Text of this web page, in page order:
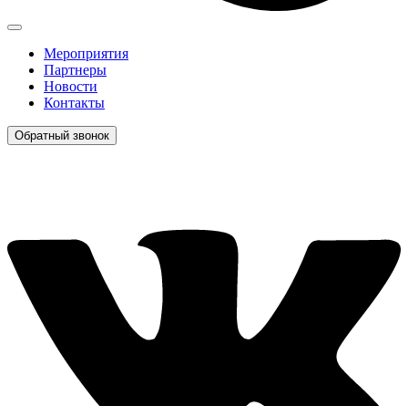
Мероприятия
Партнеры
Новости
Контакты
Обратный звонок